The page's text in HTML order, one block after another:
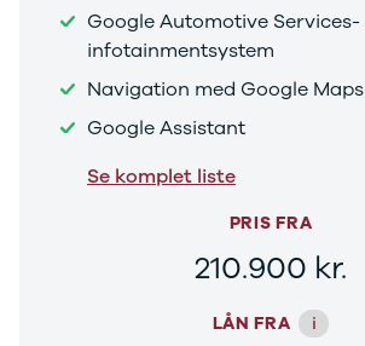
Mustang
Mach-E
Puma
Ranger
Ranger
S-Max
Courier
Transit
Connect
Transit
Custom
Google Automotive Services-
infotainmentsystem
Navigation med Google Maps
Google Assistant
Se komplet liste
PRIS FRA
210.900 kr.
LÅN FRA i